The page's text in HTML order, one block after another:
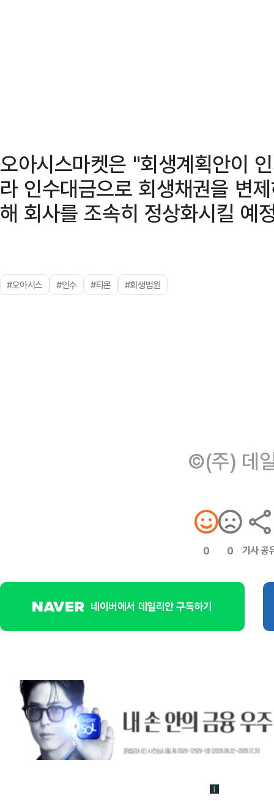
오아시스마켓은 "회생계획안이
라 인수대금으로 회생채권을 변
해 회사를 조속히 정상화시킬 예
#오아시스 #인수 #티몬 #회생법원
©(주) 데
0 0 기사 공
네이버에서 데일리안 구독하기